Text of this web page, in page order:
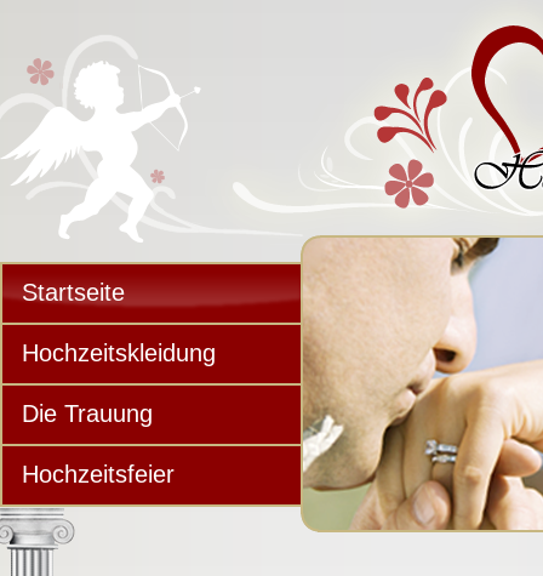
Startseite
Hochzeitskleidung
Die Trauung
Hochzeitsfeier